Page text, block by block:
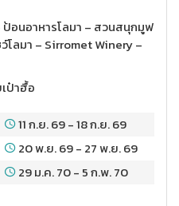
อนอาหารโลมา – สวนสนุกมูฟ
โลมา – Sirromet Winery –
ป๋าฮื้อ
11 ก.ย. 69-18 ก.ย. 69
20 พ.ย. 69- 27 พ.ย. 69
29 ม.ค. 70- 5 ก.พ. 70